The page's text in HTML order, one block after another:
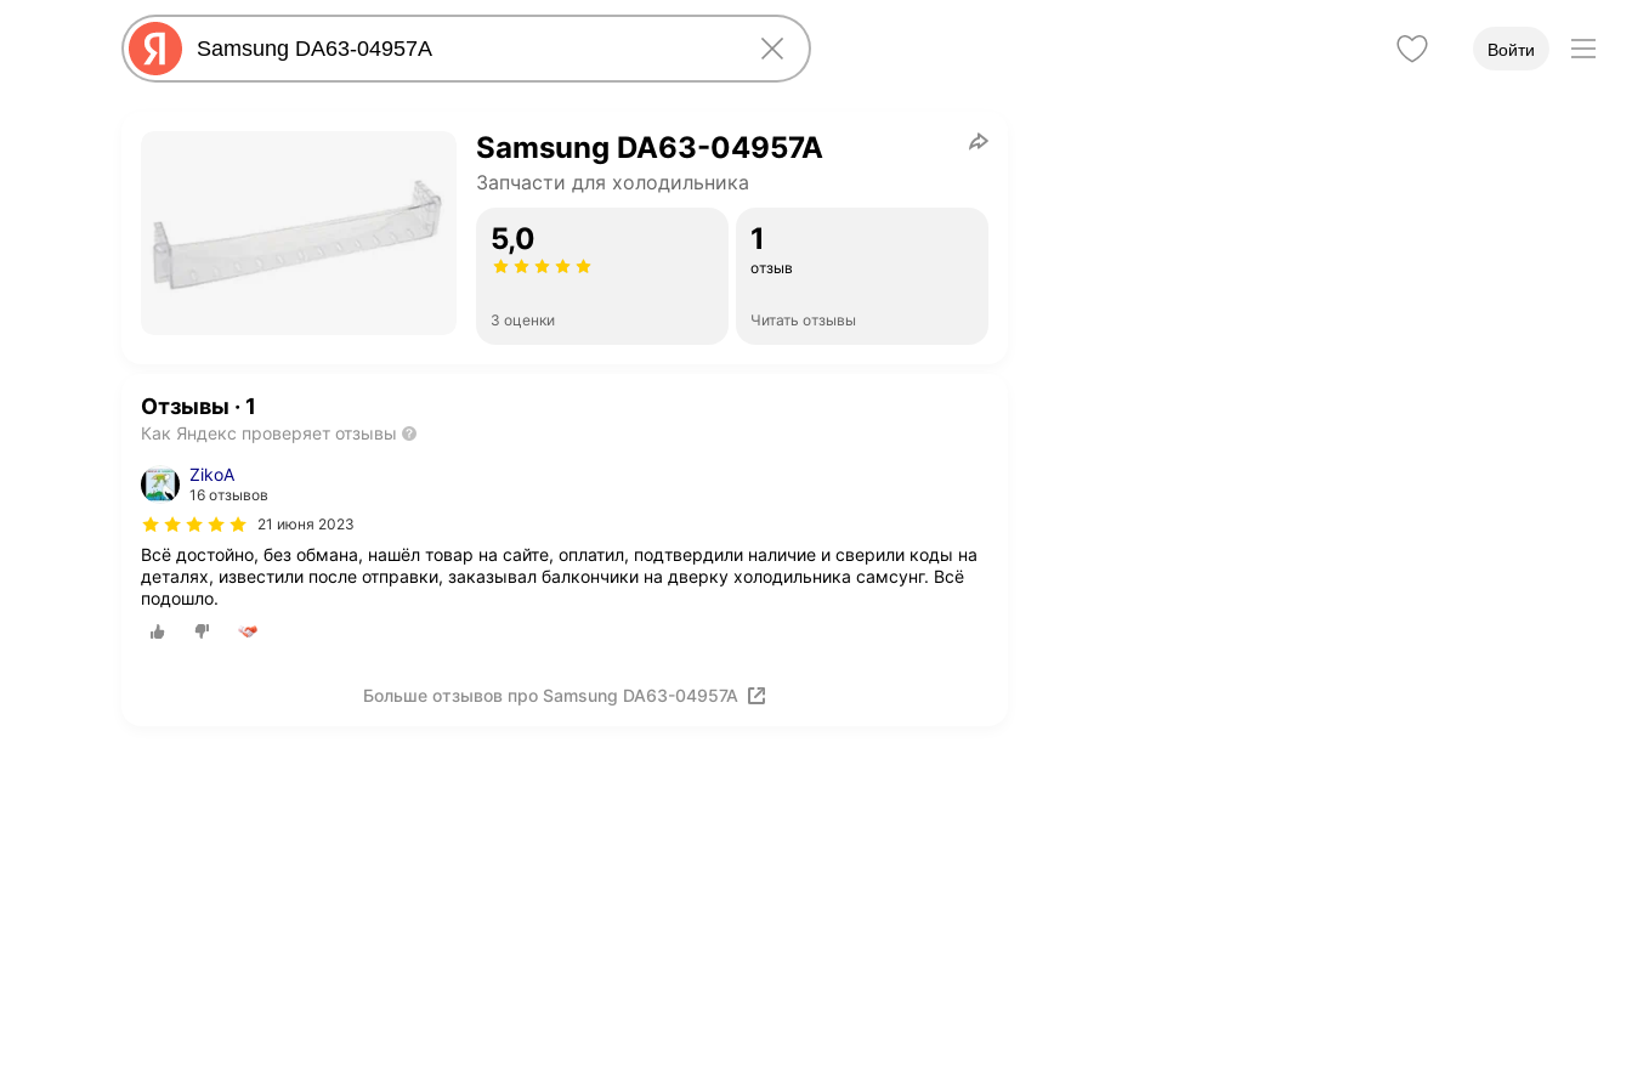
Войти
Samsung DA63-04957A
Запчасти для холодильника
5,0
3 оценки
1
отзыв
Читать отзывы
Отзывы · 1
Как Яндекс проверяет отзывы
ZikoA
16 отзывов
21 июня 2023
Всё достойно, без обмана, нашёл товар на сайте, оплатил, подтвердили наличие и сверили коды на
деталях, известили после отправки, заказывал балкончики на дверку холодильника самсунг. Всё
подошло.
Больше отзывов про Samsung DA63-04957A